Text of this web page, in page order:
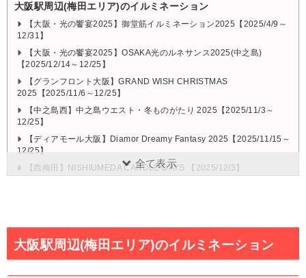
大阪駅周辺(梅田エリア)のイルミネーション
【大阪・光の饗宴2025】御堂筋イルミネーション2025【2025/4/9～
12/31】
【大阪・光の饗宴2025】OSAKA光のルネサンス2025(中之島)
【2025/12/14～12/25】
【グランフロント大阪】GRAND WISH CHRISTMAS
2025【2025/11/6～12/25】
【中之島西】中之島ウエスト・冬ものがたり 2025【2025/11/3～
12/25】
【ディアモール大阪】Diamor Dreamy Fantasy 2025【2025/11/15～
12/25】
【西梅田】NISHIUMEDA CANDLE DAYS 【2025/12/3】
難波エリアのイルミネーション
【なんば光旅】なんばパークス【2025/11/7～2026/2/15】
全て表示
大阪駅周辺(梅田エリア)のイルミネーション